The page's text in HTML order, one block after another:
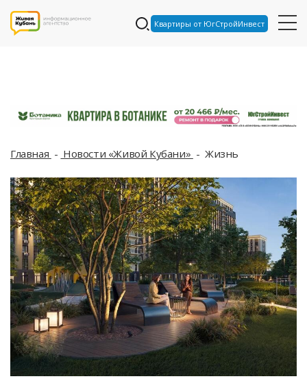
Квартиры от ЮгСтройИнвест
Главная Новости «Живой Кубани» Жизнь